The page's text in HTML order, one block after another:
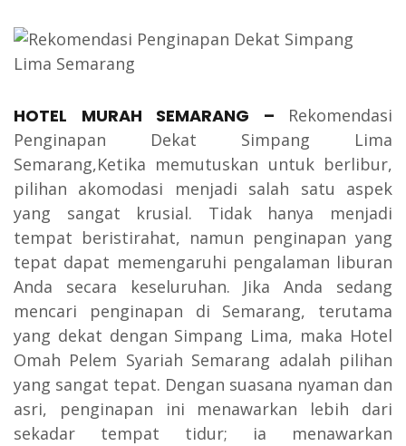
HOTEL MURAH SEMARANG –
Rekomendasi
Penginapan Dekat Simpang Lima
Semarang,Ketika memutuskan untuk berlibur,
pilihan akomodasi menjadi salah satu aspek
yang sangat krusial. Tidak hanya menjadi
tempat beristirahat, namun penginapan yang
tepat dapat memengaruhi pengalaman liburan
Anda secara keseluruhan. Jika Anda sedang
mencari penginapan di Semarang, terutama
yang dekat dengan Simpang Lima, maka Hotel
Omah Pelem Syariah Semarang adalah pilihan
yang sangat tepat. Dengan suasana nyaman dan
asri, penginapan ini menawarkan lebih dari
sekadar tempat tidur; ia menawarkan